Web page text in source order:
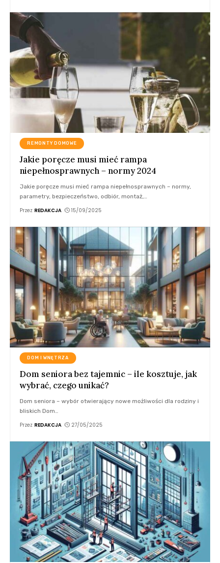
REMONTY DOMOWE
Jakie poręcze musi mieć rampa
niepełnosprawnych – normy 2024
Jakie poręcze musi mieć rampa niepełnosprawnych – normy,
parametry, bezpieczeństwo, odbiór, montaż,
Przez REDAKCJA 15/09/2025
DOM I WNĘTRZA
Dom seniora bez tajemnic – ile kosztuje, jak
wybrać, czego unikać?
Dom seniora – wybór otwierający nowe możliwości dla rodziny i
bliskich Dom
Przez REDAKCJA 27/05/2025